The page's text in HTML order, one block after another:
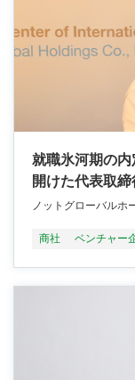
就職氷河期の
開けた代表取
ノットグローバルホ
商社 ベンチャー